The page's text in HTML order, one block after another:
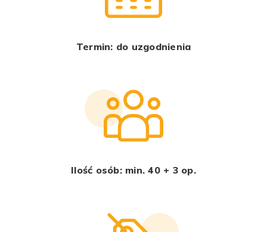
Termin: do uzgodnienia
Ilość osób: min. 40 + 3 op.